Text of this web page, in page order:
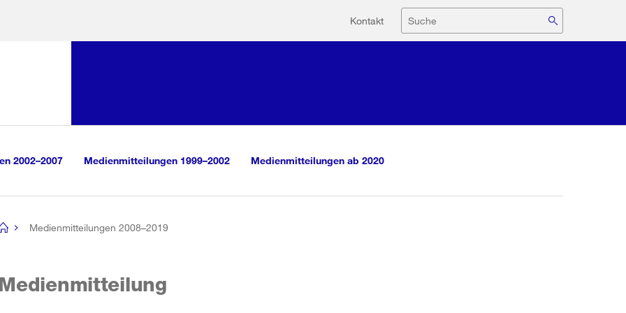
Hilfsnavigation
Kontakt Suche
2002–2007 Medienmitteilungen 1999–2002 Medienmitteilungen ab 2020
Medienmitteilungen 2008–2019